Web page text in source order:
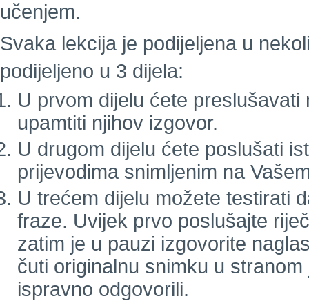
učenjem.
Svaka lekcija je podijeljena u
podijeljeno u 3 dijela:
U prvom dijelu ćete
upamtiti njihov izgovor.
U drugom dijelu ćete poslušati
prijevodima snimljenim na
U trećem dijelu možete testirati
fraze. Uvijek prvo poslušajte
zatim je u pauzi izgovorite
čuti originalnu snimku u
ispravno odgovorili.